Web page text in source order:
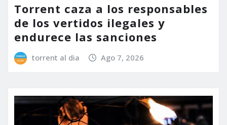
Torrent caza a los responsables
de los vertidos ilegales y
endurece las sanciones
torrent al dia Ago 7, 2026